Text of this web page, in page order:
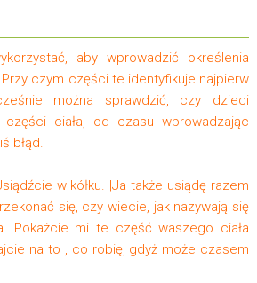
aby wprowadzić określenia
czym części te identyfikuje najpierw
można sprawdzić, czy dzieci
części ciała, od czasu wprowadzając
błąd.
w kółku. |Ja także usiądę razem
się, czy wiecie, jak nazywają się
Pokażcie mi te część waszego ciała
na to , co robię, gdyż może czasem